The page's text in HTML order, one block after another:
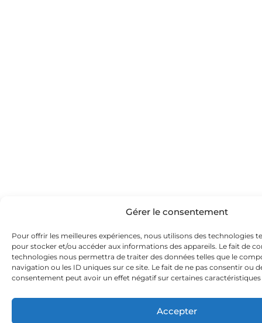
Gérer le consentement
Pour offrir les meilleures expériences, nous utilisons des technologies
pour stocker et/ou accéder aux informations des appareils. Le fait de
technologies nous permettra de traiter des données telles que le
navigation ou les ID uniques sur ce site. Le fait de ne pas consentir ou
consentement peut avoir un effet négatif sur certaines
Accepter